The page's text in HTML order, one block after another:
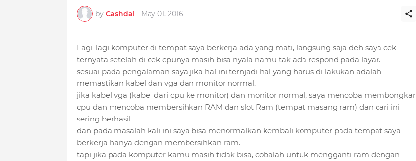
by Cashdal - May 01, 2016
Lagi-lagi komputer di tempat saya berkerja ada yang mati, langsung saja deh saya cek
ternyata setelah di cek cpunya masih bisa nyala namu tak ada respond pada layar.
sesuai pada pengalaman saya jika hal ini ternjadi hal yang harus di lakukan adalah
memastikan kabel dan vga dan monitor normal.
jika kabel vga (kabel dari cpu ke monitor) dan monitor normal, saya mencoba membongkar
cpu dan mencoba membersihkan RAM dan slot Ram (tempat masang ram) dan cari ini
sering berhasil.
dan pada masalah kali ini saya bisa menormalkan kembali komputer pada tempat saya
berkerja hanya dengan membersihkan ram.
tapi jika pada komputer kamu masih tidak bisa, cobalah untuk mengganti ram dengan